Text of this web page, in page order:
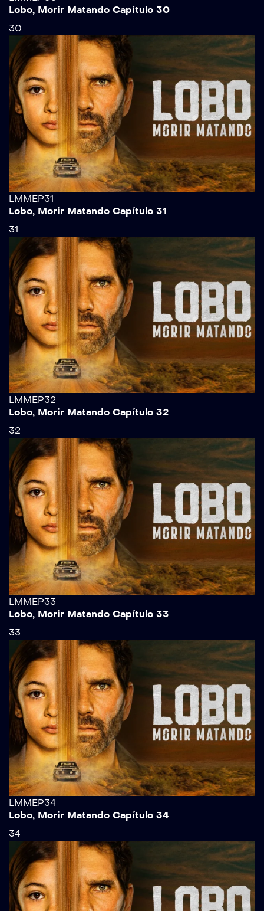
Lobo, Morir Matando Capítulo 30
30
LMMEP31
Lobo, Morir Matando Capítulo 31
31
LMMEP32
Lobo, Morir Matando Capítulo 32
32
LMMEP33
Lobo, Morir Matando Capítulo 33
33
LMMEP34
Lobo, Morir Matando Capítulo 34
34